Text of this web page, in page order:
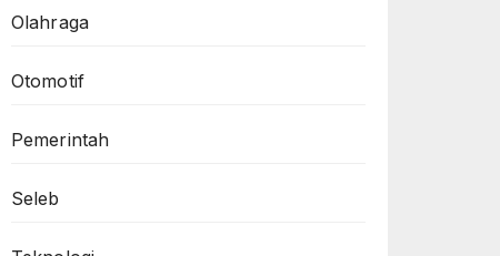
Olahraga
Otomotif
Pemerintah
Seleb